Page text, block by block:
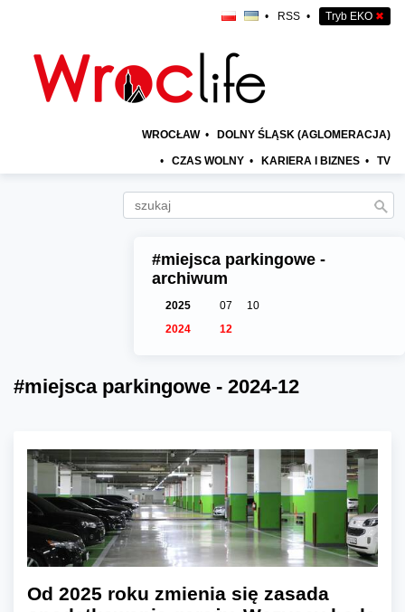
• RSS • Tryb EKO ✖
WROCŁAW • DOLNY ŚLĄSK (AGLOMERACJA)
• CZAS WOLNY • KARIERA I BIZNES • TV
#miejsca parkingowe -
archiwum
2025 07
10
2024
12
#miejsca parkingowe - 2024-12
Od 2025 roku zmienia się zasada